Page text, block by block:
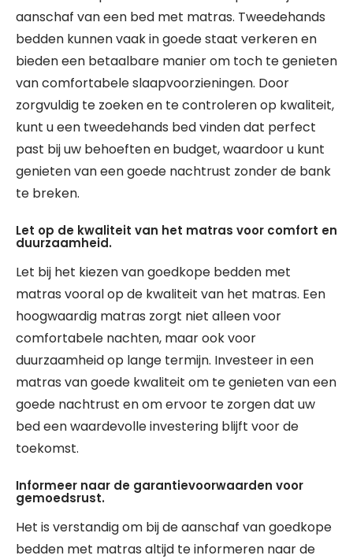
aanschaf van een bed met matras. Tweedehands
bedden kunnen vaak in goede staat verkeren en
bieden een betaalbare manier om toch te genieten
van comfortabele slaapvoorzieningen. Door
zorgvuldig te zoeken en te controleren op kwaliteit,
kunt u een tweedehands bed vinden dat perfect
past bij uw behoeften en budget, waardoor u kunt
genieten van een goede nachtrust zonder de bank
te breken.
Let op de kwaliteit van het matras voor comfort en
duurzaamheid.
Let bij het kiezen van goedkope bedden met
matras vooral op de kwaliteit van het matras. Een
hoogwaardig matras zorgt niet alleen voor
comfortabele nachten, maar ook voor
duurzaamheid op lange termijn. Investeer in een
matras van goede kwaliteit om te genieten van een
goede nachtrust en om ervoor te zorgen dat uw
bed een waardevolle investering blijft voor de
toekomst.
Informeer naar de garantievoorwaarden voor
gemoedsrust.
Het is verstandig om bij de aanschaf van goedkope
bedden met matras altijd te informeren naar de